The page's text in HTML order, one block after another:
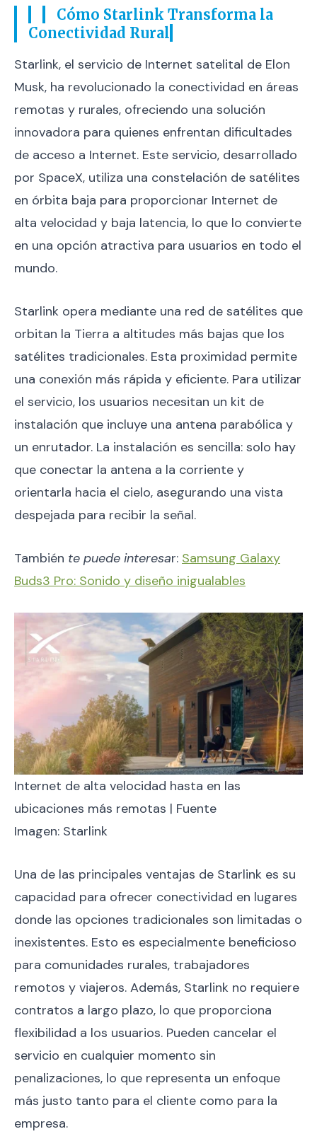
Cómo Starlink Transforma la
Conectividad Rural
Starlink, el servicio de Internet satelital de Elon
Musk, ha revolucionado la conectividad en áreas
remotas y rurales, ofreciendo una solución
innovadora para quienes enfrentan dificultades
de acceso a Internet. Este servicio, desarrollado
por SpaceX, utiliza una constelación de satélites
en órbita baja para proporcionar Internet de
alta velocidad y baja latencia, lo que lo convierte
en una opción atractiva para usuarios en todo el
mundo.
Starlink opera mediante una red de satélites que
orbitan la Tierra a altitudes más bajas que los
satélites tradicionales. Esta proximidad permite
una conexión más rápida y eficiente. Para utilizar
el servicio, los usuarios necesitan un kit de
instalación que incluye una antena parabólica y
un enrutador. La instalación es sencilla: solo hay
que conectar la antena a la corriente y
orientarla hacia el cielo, asegurando una vista
despejada para recibir la señal.
También te puede interesar: Samsung Galaxy
Buds3 Pro: Sonido y diseño inigualables
Internet de alta velocidad hasta en las
ubicaciones más remotas | Fuente
Imagen: Starlink
Una de las principales ventajas de Starlink es su
capacidad para ofrecer conectividad en lugares
donde las opciones tradicionales son limitadas o
inexistentes. Esto es especialmente beneficioso
para comunidades rurales, trabajadores
remotos y viajeros. Además, Starlink no requiere
contratos a largo plazo, lo que proporciona
flexibilidad a los usuarios. Pueden cancelar el
servicio en cualquier momento sin
penalizaciones, lo que representa un enfoque
más justo tanto para el cliente como para la
empresa.